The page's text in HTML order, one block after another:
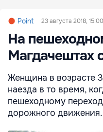
Point 23 августа 2018, 15:00
На
Магдачештах
Женщина в возрасте
наезда в то время,
пешеходному
дорожного движения.